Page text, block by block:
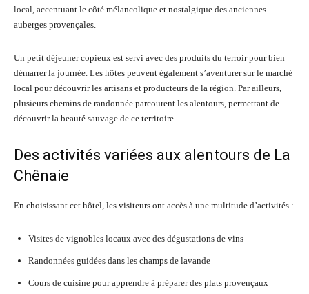
local, accentuant le côté mélancolique et nostalgique des anciennes
auberges provençales.
Un petit déjeuner copieux est servi avec des produits du terroir pour bien
démarrer la journée. Les hôtes peuvent également s’aventurer sur le marché
local pour découvrir les artisans et producteurs de la région. Par ailleurs,
plusieurs chemins de randonnée parcourent les alentours, permettant de
découvrir la beauté sauvage de ce territoire.
Des activités variées aux alentours de La
Chênaie
En choisissant cet hôtel, les visiteurs ont accès à une multitude d’activités :
Visites de vignobles locaux avec des dégustations de vins
Randonnées guidées dans les champs de lavande
Cours de cuisine pour apprendre à préparer des plats provençaux